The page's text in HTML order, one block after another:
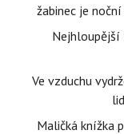
žabinec je
Nejhloupější
Ve vzduchu
Maličká knížka